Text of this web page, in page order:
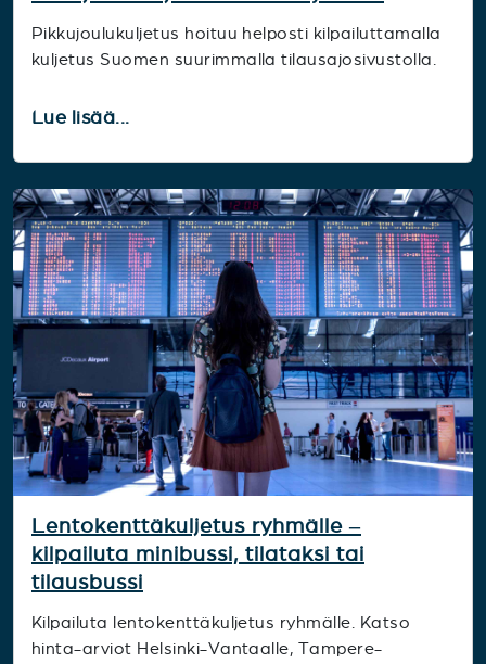
Pikkujoulukuljetus hoituu helposti kilpailuttamalla
kuljetus Suomen suurimmalla tilausajosivustolla.
Lue lisää...
Lentokenttäkuljetus ryhmälle –
kilpailuta minibussi, tilataksi tai
tilausbussi
Kilpailuta lentokenttäkuljetus ryhmälle. Katso
hinta-arviot Helsinki-Vantaalle, Tampere-